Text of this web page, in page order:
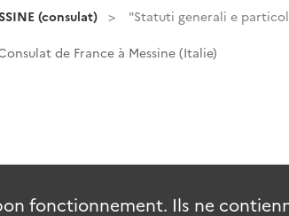
(consulat) "Statuti generali e
de France à Messine (Italie)
fonctionnement. Ils ne